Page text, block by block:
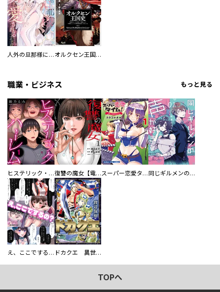
人外の旦那様に娶られ毎晩ナカまで愛される…。アンソロジー オルクセン王国史
職業・ビジネス もっと見る
ヒステリック・ハーレム～搾られる男と堕ちる女～【電子単行本版】 復讐の魔女【電子単行本版】 スーパー恋愛タイム！～現場でドＳな彼女は自宅でデレる～ 同じギルメンの声が好き
え、ここでするの？ アイドルのファンが知らない日常 ドカクエ 異世界ドカコッククエスト
TOPへ